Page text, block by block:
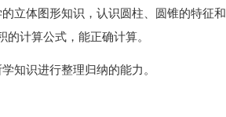
立体图形知识，认识圆柱、圆锥的特征
计算公式，能正确计算。
知识进行整理归纳的能力。